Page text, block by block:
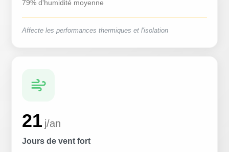
79% d'humidité moyenne
Affecte les performances thermiques et l'isolation
21 j/an
Jours de vent fort